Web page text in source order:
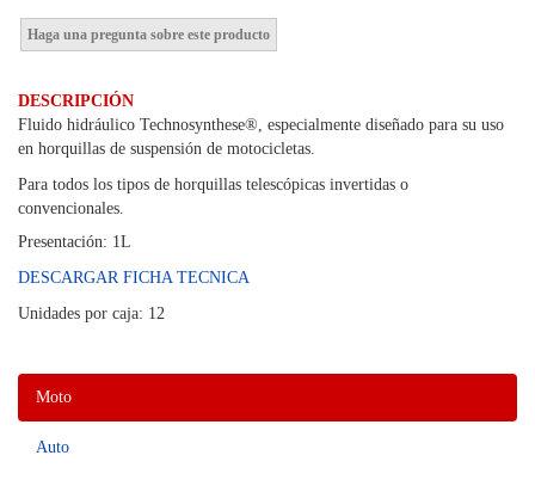
Haga una pregunta sobre este producto
DESCRIPCIÓN
Fluido hidráulico Technosynthese®, especialmente diseñado para su uso
en horquillas de suspensión de motocicletas.
Para todos los tipos de horquillas telescópicas invertidas o
convencionales.
Presentación: 1L
DESCARGAR FICHA TECNICA
Unidades por caja: 12
Moto
Auto